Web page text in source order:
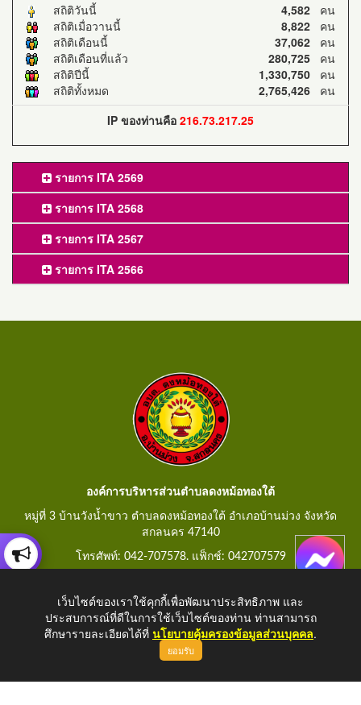
สถิติวันนี้
4,582 คน
สถิติเมื่อวานนี้
8,822 คน
สถิติเดือนนี้
37,062 คน
สถิติเดือนที่แล้ว
280,725 คน
สถิติปีนี้
1,330,750 คน
สถิติทั้งหมด
2,765,426 คน
IP ของท่านคือ 216.73.217.25
รายการ ITA 2569
รายการ ITA 2568
รายการ ITA 2567
รายการ ITA 2566
องค์การบริหารส่วนตำบลดงหม้อทองใต้
หมู่ที่ 3 บ้านวังน้ำขาว ตำบลดงหม้อทองใต้ อำเภอบ้านม่วง จังหวัด
สกลนคร 47140
โทรศัพท์: 042-707578. แฟ็กช์: 042707579
Copyright © 2026 All Right Resive
เว็บไซต์ของเราใช้คุกกี้เพื่อพัฒนาประสิทธิภาพ และ
ประสบการณ์ที่ดีในการใช้เว็บไซต์ของท่าน ท่านสามารถ
ศึกษารายละเอียดได้ที่ นโยบายคุ้มครองข้อมูลส่วนบุคคล.
ยอมรับ